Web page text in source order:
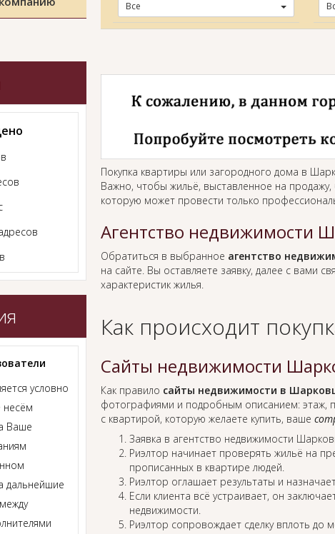
Все
Покупка квартиры или загородного дома в
Важно, чтобы жильё, выставленное на
которую может провести только
Агентство недвижимости
Обратиться в выбранное агентство
на сайте. Вы оставляете заявку, далее с вами
характеристик жилья.
Как происходит
Сайты недвижимости
Как правило сайты недвижимости в
фотографиями и подробным описанием: этаж,
с квартирой, которую желаете купить, ваше
Заявка в агентство недвижимости
Риэлтор начинает проверять жильё на
прописанных в квартире людей.
Риэлтор оглашает результаты и
Если клиента всё устраивает, он
недвижимости.
Риэлтор сопровождает сделку вплоть до
условно
Ваше
дальнейшие